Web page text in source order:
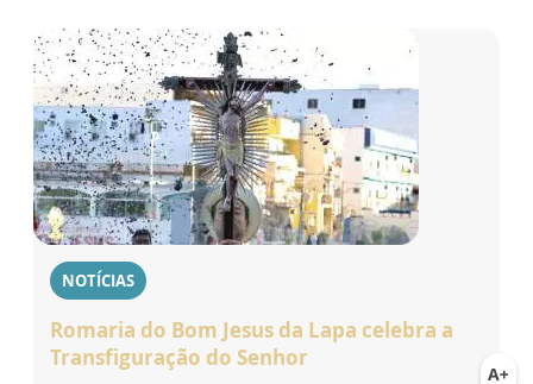
NOTÍCIAS
Romaria do Bom Jesus da Lapa celebra a
Transfiguração do Senhor